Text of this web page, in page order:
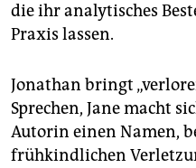
die ihr analytisches
Praxis lassen.
Jonathan bringt
Sprechen, Jane macht
Autorin einen Namen,
frühkindlichen